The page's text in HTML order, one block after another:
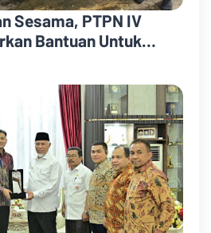
Bantuan Untuk
Pemanen